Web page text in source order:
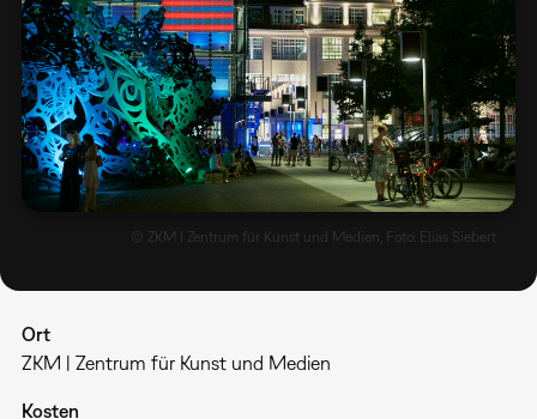
© ZKM | Zentrum für Kunst und Medien, Foto: Elias Siebert
Ort
ZKM | Zentrum für Kunst und Medien
Kosten